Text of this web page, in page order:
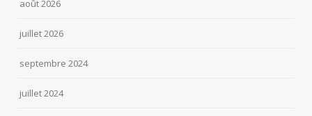
août 2026
juillet 2026
septembre 2024
juillet 2024